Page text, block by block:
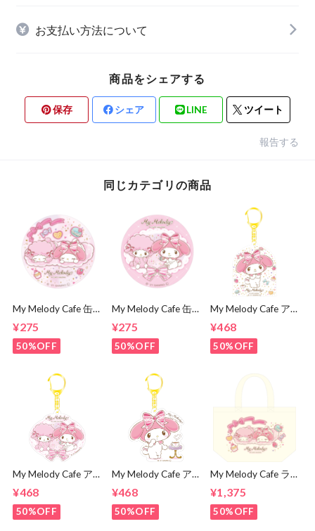
お支払い方法について
商品をシェアする
保存 シェア LINE ツイート
報告する
同じカテゴリの商品
My Melody Cafe 缶
¥275
50%OFF
My Melody Cafe 缶
ピアノ）
¥275
50%OFF
My Melody Cafe ア
（スマイル）
¥468
50%OFF
My Melody Cafe ア
クリルキーホルダー
（ピアノ）
¥468
50%OFF
My Melody Cafe ア
クリルキーホルダー
（メロディ）
¥468
50%OFF
My Melody Cafe ラ
ンチトート（おひる
ね）
¥1,375
50%OFF